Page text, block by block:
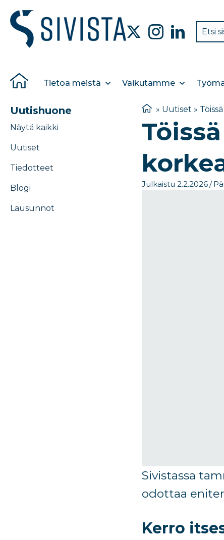
Tietoa meistä Vaikutamme
Uutishuone
Näytä kaikki
Uutiset
Tiedotteet
Blogi
Lausunnot
» Uutiset »
Julkaistu 2.2.2026/
Sivistassa
odottaa
Kerro